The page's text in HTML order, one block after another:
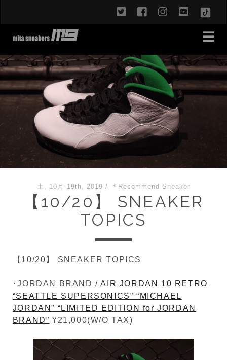
twitterfacebookinstagram
土, 10月 19th, 2019 / ＊Recommend Sneaker
【10/20】 SNEAKER
TOPICS
【10/20】 SNEAKER TOPICS
･JORDAN BRAND /AIR JORDAN 10 RETRO
“SEATTLE SUPERSONICS” “MICHAEL
JORDAN” “LIMITED EDITION for JORDAN
BRAND” ¥21,000(W/O TAX)